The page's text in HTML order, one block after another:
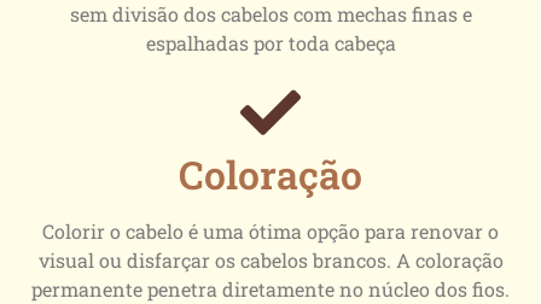
sem divisão dos cabelos com mechas finas e
espalhadas por toda cabeça
Coloração
Colorir o cabelo é uma ótima opção para renovar o
visual ou disfarçar os cabelos brancos. A coloração
permanente penetra diretamente no núcleo dos fios.